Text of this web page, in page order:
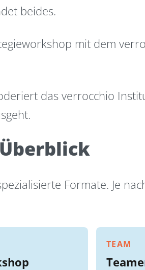
beides.
mit dem
das verrocchio
Formate. Je
TEAM